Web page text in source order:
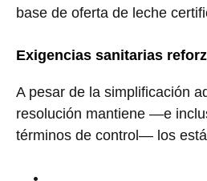
base de oferta de leche
Exigencias sanitarias
A pesar de la simplificación
resolución mantiene —e
términos de control— los